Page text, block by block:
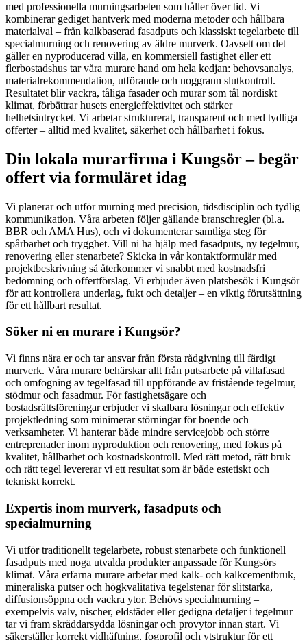
med professionella murningsarbeten som håller över tid. Vi
kombinerar gediget hantverk med moderna metoder och hållbara
materialval – från kalkbaserad fasadputs och klassiskt tegelarbete till
specialmurning och renovering av äldre murverk. Oavsett om det
gäller en nyproducerad villa, en kommersiell fastighet eller ett
flerbostadshus tar våra murare hand om hela kedjan: behovsanalys,
materialrekommendation, utförande och noggrann slutkontroll.
Resultatet blir vackra, tåliga fasader och murar som tål nordiskt
klimat, förbättrar husets energieffektivitet och stärker
helhetsintrycket. Vi arbetar strukturerat, transparent och med tydliga
offerter – alltid med kvalitet, säkerhet och hållbarhet i fokus.
Din lokala murarfirma i Kungsör – begär
offert via formuläret idag
Vi planerar och utför murning med precision, tidsdisciplin och tydlig
kommunikation. Våra arbeten följer gällande branschregler (bl.a.
BBR och AMA Hus), och vi dokumenterar samtliga steg för
spårbarhet och trygghet. Vill ni ha hjälp med fasadputs, ny tegelmur,
renovering eller stenarbete? Skicka in vår kontaktformulär med
projektbeskrivning så återkommer vi snabbt med kostnadsfri
bedömning och offertförslag. Vi erbjuder även platsbesök i Kungsör
för att kontrollera underlag, fukt och detaljer – en viktig förutsättning
för ett hållbart resultat.
Söker ni en murare i Kungsör?
Vi finns nära er och tar ansvar från första rådgivning till färdigt
murverk. Våra murare behärskar allt från putsarbete på villafasad
och omfogning av tegelfasad till uppförande av fristående tegelmur,
stödmur och fasadmur. För fastighetsägare och
bostadsrättsföreningar erbjuder vi skalbara lösningar och effektiv
projektledning som minimerar störningar för boende och
verksamheter. Vi hanterar både mindre servicejobb och större
entreprenader inom nyproduktion och renovering, med fokus på
kvalitet, hållbarhet och kostnadskontroll. Med rätt metod, rätt bruk
och rätt tegel levererar vi ett resultat som är både estetiskt och
tekniskt korrekt.
Expertis inom murverk, fasadputs och
specialmurning
Vi utför traditionellt tegelarbete, robust stenarbete och funktionell
fasadputs med noga utvalda produkter anpassade för Kungsörs
klimat. Våra erfarna murare arbetar med kalk- och kalkcementbruk,
mineraliska putser och högkvalitativa tegelstenar för slitstarka,
diffusionsöppna och vackra ytor. Behövs specialmurning –
exempelvis valv, nischer, eldstäder eller gedigna detaljer i tegelmur –
tar vi fram skräddarsydda lösningar och provytor innan start. Vi
säkerställer korrekt vidhäftning, fogprofil och ytstruktur för ett